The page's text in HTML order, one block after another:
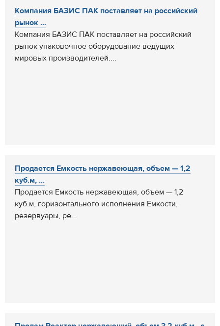
Компания БАЗИС ПАК поставляет на российский
рынок ...
Компания БАЗИС ПАК поставляет на российский
рынок упаковочное оборудование ведущих
мировых производителей....
Продается Емкость нержавеющая, объем — 1,2
куб.м, ...
Продается Емкость нержавеющая, объем — 1,2
куб.м, горизонтального исполнения Емкости,
резервуары, ре...